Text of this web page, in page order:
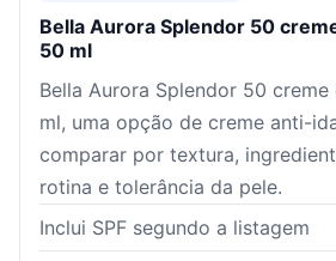
Bella Aurora Splendor 50
50 ml
Bella Aurora Splendor 50
ml, uma opção de creme anti-
comparar por textura,
rotina e tolerância da pele.
Inclui SPF segundo a listagem